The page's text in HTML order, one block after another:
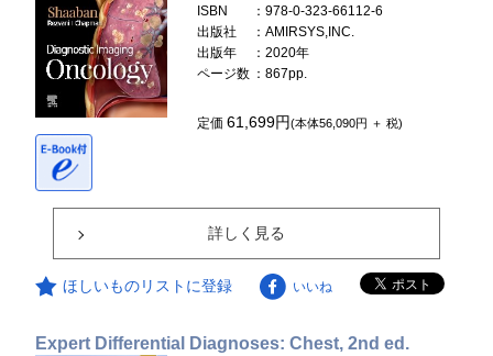
ISBN
：978-0-323-66112-6
出版社
：AMIRSYS,INC.
出版年
：2020年
ページ数 ：867pp.
定価61,699円(本体56,090円 ＋ 税)
詳しく見る
ほしいものリストに登録 いいね
Expert Differential Diagnoses: Chest, 2nd ed.